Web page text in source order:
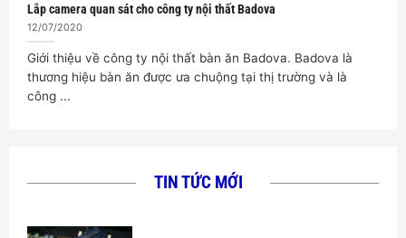
Lắp camera quan sát cho công ty nội thất Badova
12/07/2020
Giới thiệu về công ty nội thất bàn ăn Badova. Badova là
thương hiệu bàn ăn được ưa chuộng tại thị trường và là
công ...
TIN TỨC MỚI